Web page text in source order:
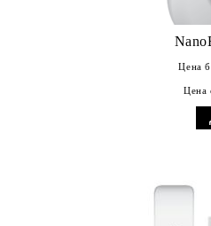
Цена
Цена